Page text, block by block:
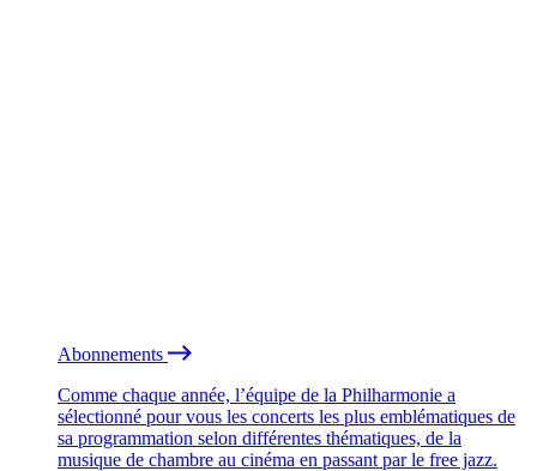
Abonnements
Comme chaque année, l’équipe de la Philharmonie a
sélectionné pour vous les concerts les plus emblématiques de
sa programmation selon différentes thématiques, de la
musique de chambre au cinéma en passant par le free jazz.